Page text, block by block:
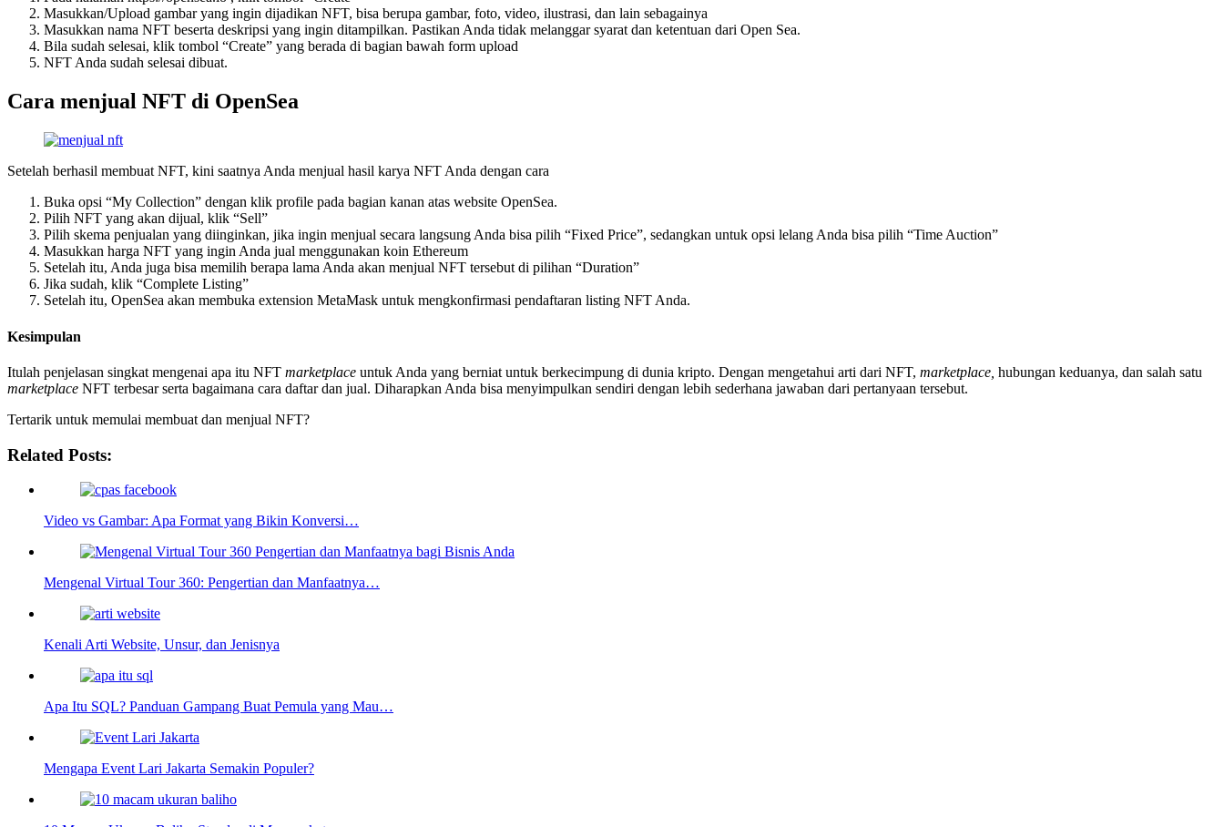
Masukkan/Upload gambar yang ingin dijadikan NFT, bisa berupa gambar, foto, video, ilustrasi, dan lain sebagainya
Masukkan nama NFT beserta deskripsi yang ingin ditampilkan. Pastikan Anda tidak melanggar syarat dan ketentuan dari Open Sea.
Bila sudah selesai, klik tombol “Create” yang berada di bagian bawah form upload
NFT Anda sudah selesai dibuat.
Cara menjual NFT di OpenSea
Setelah berhasil membuat NFT, kini saatnya Anda menjual hasil karya NFT Anda dengan cara
Buka opsi “My Collection” dengan klik profile pada bagian kanan atas website OpenSea.
Pilih NFT yang akan dijual, klik “Sell”
Pilih skema penjualan yang diinginkan, jika ingin menjual secara langsung Anda bisa pilih “Fixed Price”, sedangkan untuk opsi lelang Anda bisa pilih “Time Auction”
Masukkan harga NFT yang ingin Anda jual menggunakan koin Ethereum
Setelah itu, Anda juga bisa memilih berapa lama Anda akan menjual NFT tersebut di pilihan “Duration”
Jika sudah, klik “Complete Listing”
Setelah itu, OpenSea akan membuka extension MetaMask untuk mengkonfirmasi pendaftaran listing NFT Anda.
Kesimpulan
Itulah penjelasan singkat mengenai apa itu NFT marketplace untuk Anda yang berniat untuk berkecimpung di dunia kripto. Dengan mengetahui arti dari NFT, marketplace, hubungan keduanya, dan salah satu
marketplace NFT terbesar serta bagaimana cara daftar dan jual. Diharapkan Anda bisa menyimpulkan sendiri dengan lebih sederhana jawaban dari pertanyaan tersebut.
Tertarik untuk memulai membuat dan menjual NFT?
Related Posts:
Video vs Gambar: Apa Format yang Bikin Konversi…
Mengenal Virtual Tour 360: Pengertian dan Manfaatnya…
Kenali Arti Website, Unsur, dan Jenisnya
Apa Itu SQL? Panduan Gampang Buat Pemula yang Mau…
Mengapa Event Lari Jakarta Semakin Populer?